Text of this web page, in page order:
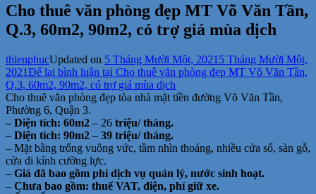
Cho thuê văn phòng đẹp MT Võ Văn Tần,
Q.3, 60m2, 90m2, có trợ giá mùa dịch
thienphucUpdated on 5 Tháng Mười Một, 2021 5 Tháng Mười Một,
2021Để lại bình luận tại Cho thuê văn phòng đẹp MT Võ Văn Tần,
Q.3, 60m2, 90m2, có trợ giá mùa dịch
Cho thuê văn phòng đẹp tòa nhà mặt tiền đường Võ Văn Tần,
Phường 6, Quận 3.
– Diện tích: 60m2 – 26 triệu/ tháng.
– Diện tích: 90m2 – 39 triệu/ tháng.
– Mặt bằng trống vuông vức, tầm nhìn thoáng, nhiều cửa sổ, sàn gỗ,
cửa đi kính cường lực.
– Giá đã bao gồm phí dịch vụ quản lý, nước sinh hoạt.
– Chưa bao gồm: thuế VAT, điện, phí giữ xe.